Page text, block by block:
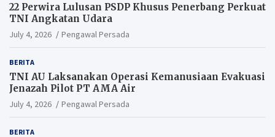
22 Perwira Lulusan PSDP Khusus Penerbang Perkuat
TNI Angkatan Udara
July 4, 2026 Pengawal Persada
BERITA
TNI AU Laksanakan Operasi Kemanusiaan Evakuasi
Jenazah Pilot PT AMA Air
July 4, 2026 Pengawal Persada
BERITA